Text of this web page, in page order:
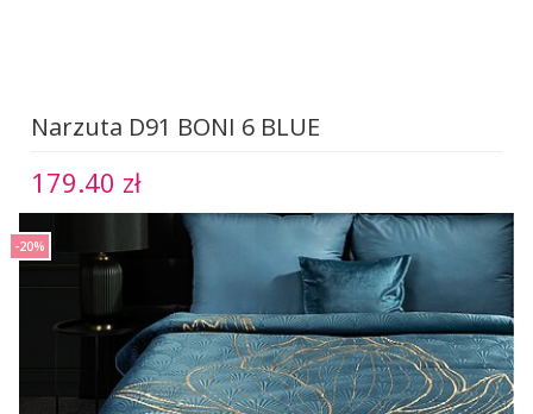
Narzuta D91 BONI 6 BLUE
179.40 zł
-20%